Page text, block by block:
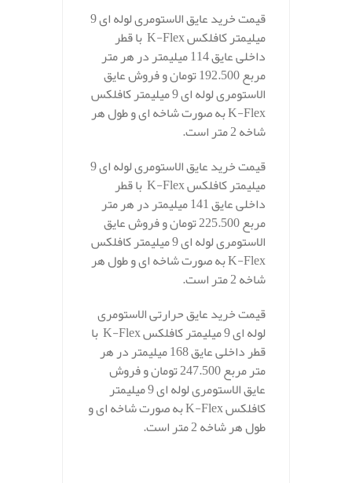
قیمت خرید عایق الاستومری لوله ای 9
میلیمتر کافلکس K-Flex با قطر
داخلی عایق 114 میلیمتر در هر متر
مربع 192.500 تومان و فروش عایق
الاستومری لوله ای 9 میلیمتر کافلکس
K-Flex به صورت شاخه ای و طول هر
شاخه 2 متر است.
قیمت خرید عایق الاستومری لوله ای 9
میلیمتر کافلکس K-Flex با قطر
داخلی عایق 141 میلیمتر در هر متر
مربع 225.500 تومان و فروش عایق
الاستومری لوله ای 9 میلیمتر کافلکس
K-Flex به صورت شاخه ای و طول هر
شاخه 2 متر است.
قیمت خرید عایق حرارتی الاستومری
لوله ای 9 میلیمتر کافلکس K-Flex با
قطر داخلی عایق 168 میلیمتر در هر
متر مربع 247.500 تومان و فروش
عایق الاستومری لوله ای 9 میلیمتر
کافلکس K-Flex به صورت شاخه ای و
طول هر شاخه 2 متر است.